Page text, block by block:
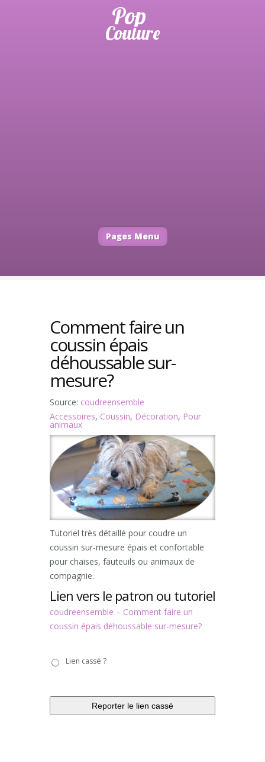
Pages Menu
Comment faire un
coussin épais
déhoussable sur-
mesure?
Source: coudreensemble
Accessoires, Coussin, Décoration, Pour
animaux
Tutoriel très détaillé pour coudre un
coussin sur-mesure épais et confortable
pour chaises, fauteuils ou animaux de
compagnie.
Lien vers le patron ou tutoriel
coudreensemble – Comment faire un
coussin épais déhoussable sur-mesure?
casséLien cassé ?